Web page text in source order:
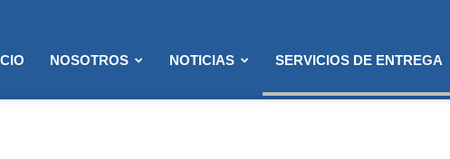
NOSOTROS NOTICIAS SERVICIOS DE ENTREGA